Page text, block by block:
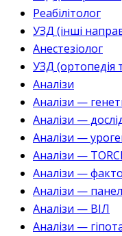
Реабілітолог
УЗД (інші
Анестезіолог
УЗД (ортопедія
Аналізи
Аналізи —
Аналізи —
Аналізи —
Аналізи —
Аналізи —
Аналізи —
Аналізи — ВІЛ
Аналізи —